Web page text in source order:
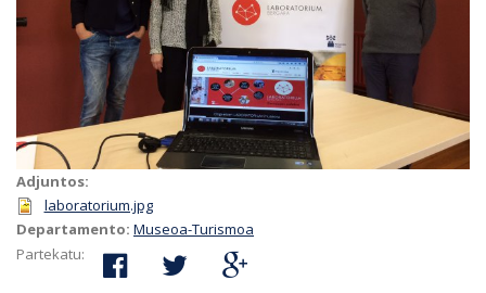
Adjuntos:
laboratorium.jpg
Departamento: Museoa-Turismoa
Partekatu: